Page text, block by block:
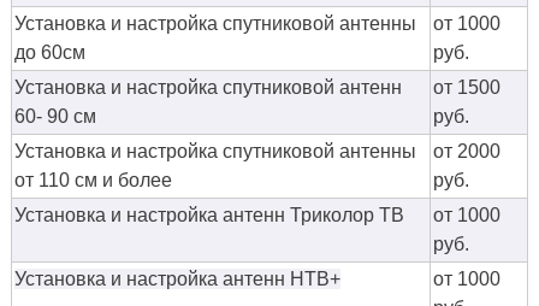
Установка и настройка спутниковой антенны
до 60см
от 1000
руб.
Установка и настройка спутниковой антенн
60- 90 см
от 1500
руб.
Установка и настройка спутниковой антенны
от 110 см и более
от 2000
руб.
Установка и настройка антенн Триколор ТВ
от 1000
руб.
Установка и настройка антенн НТВ+
от 1000